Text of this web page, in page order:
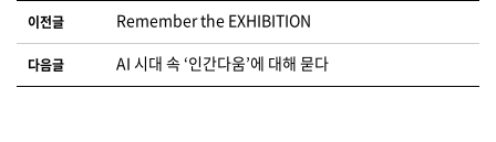
글 네비게이션
이전글 Remember the EXHIBITION
다음글 AI 시대 속 ‘인간다움’에 대해 묻다